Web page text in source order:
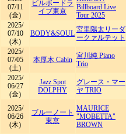
07/11
(金)
ビルボードラ
イブ東京
Billboard Live
Tour 2025
2025/
07/10
(木)
BODY&SOUL 宮里陽太リーダ
ークァルテット
2025/
07/05
(土)
本厚木 Cabin 宮川純 Piano
Trio
2025/
06/27
(金)
Jazz Spot
DOLPHY
グレース・マー
ヤ TRIO
2025/
06/26
(木)
ブルーノート
東京
MAURICE
"MOBETTA"
BROWN